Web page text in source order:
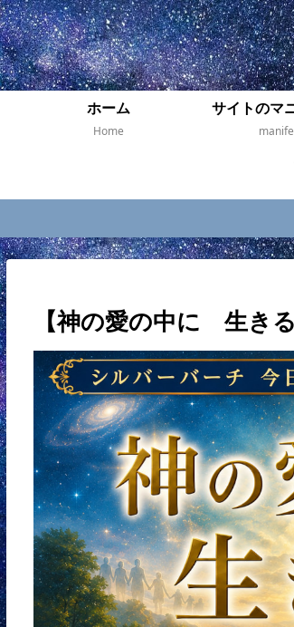
ホーム
Home
サイトのマ
【神の愛の中に 生き